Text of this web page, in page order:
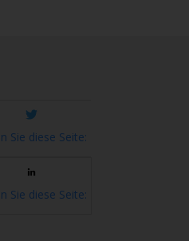
Sie diese Seite:
Sie diese Seite: